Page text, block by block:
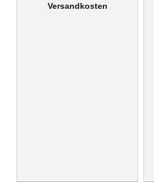
Versandkosten